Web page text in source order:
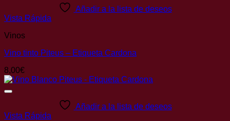
Añadir a la lista de deseos
Vista Rápida
Vinos
Vino tinto Piteus – Etiqueta Cardona
8,00€
Añadir a la lista de deseos
Vista Rápida